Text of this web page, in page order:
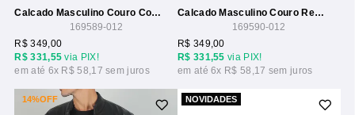
Calcado Masculino Couro Com Recortes
169589-012
R$ 331,55 via PIX!
R$ 349,00
6x R$ 58,17
Calcado Masculino Couro Recortes Lateral
169590-012
R$ 331,55 via PIX!
R$ 349,00
6x R$ 58,17
14%OFF NOVIDADES